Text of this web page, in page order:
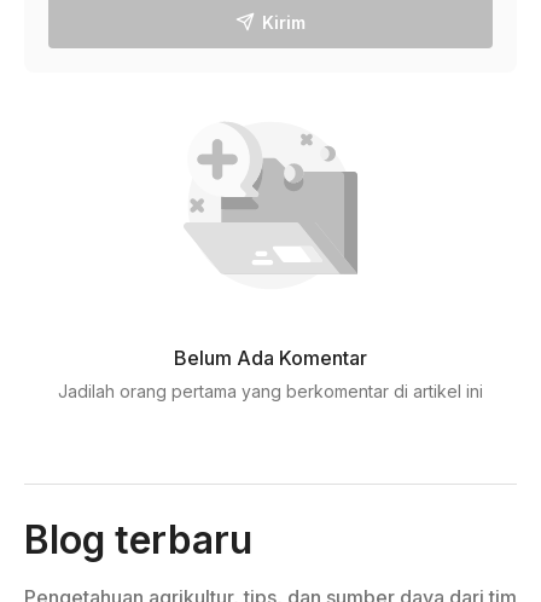
Kirim
Belum Ada Komentar
Jadilah orang pertama yang berkomentar di artikel ini
Blog terbaru
Pengetahuan agrikultur, tips, dan sumber daya dari tim